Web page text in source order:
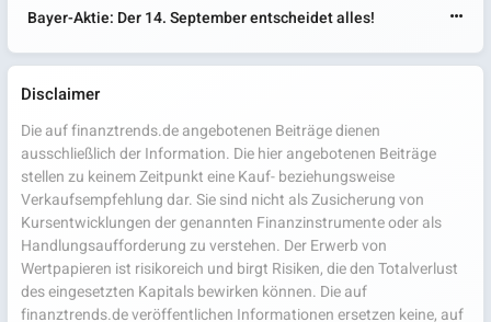
Bayer-Aktie: Der 14. September entscheidet alles!
Disclaimer
Die auf finanztrends.de angebotenen Beiträge dienen
ausschließlich der Information. Die hier angebotenen Beiträge
stellen zu keinem Zeitpunkt eine Kauf- beziehungsweise
Verkaufsempfehlung dar. Sie sind nicht als Zusicherung von
Kursentwicklungen der genannten Finanzinstrumente oder als
Handlungsaufforderung zu verstehen. Der Erwerb von
Wertpapieren ist risikoreich und birgt Risiken, die den Totalverlust
des eingesetzten Kapitals bewirken können. Die auf
finanztrends.de veröffentlichen Informationen ersetzen keine, auf